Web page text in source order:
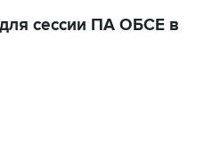
сессии ПА ОБСЕ в